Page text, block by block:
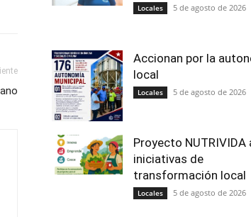
Locales 5 de agosto de 2026
Accionan por la
local
Locales 5 de agosto de 2026
Proyecto NUTRIVIDA
iniciativas de
transformación local
Locales 5 de agosto de 2026